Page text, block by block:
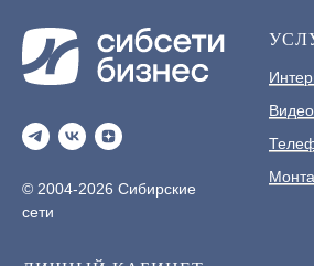
© 2004-2026 Сибирские
сети